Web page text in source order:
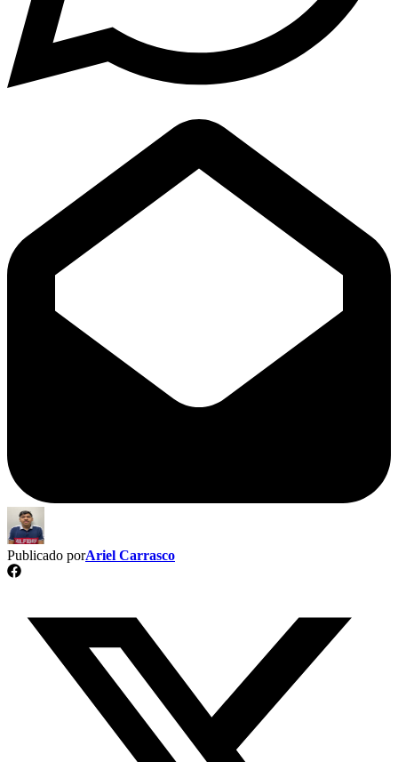
Publicado porAriel Carrasco